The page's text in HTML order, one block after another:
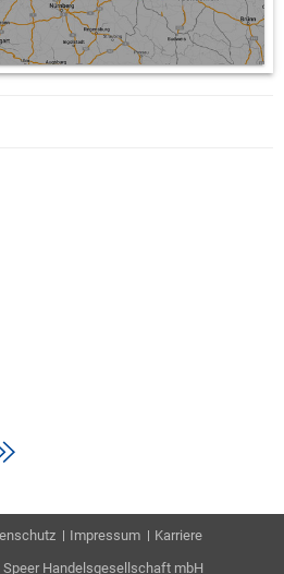
Impressum
Karriere
Handelsgesellschaft mbH